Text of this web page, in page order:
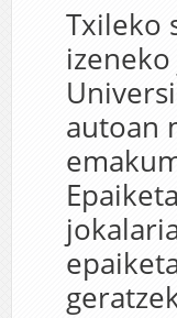
Txileko
autoan